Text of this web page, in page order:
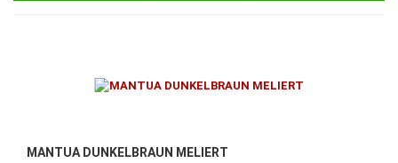
MANTUA DUNKELBRAUN MELIERT